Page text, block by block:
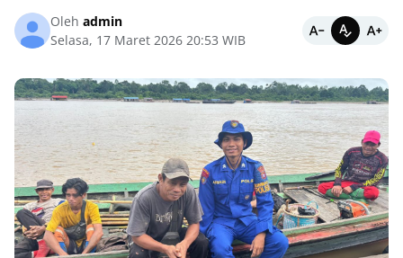
Oleh admin
Selasa, 17 Maret 2026 20:53 WIB